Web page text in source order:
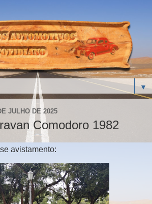
▼
JULHO DE 2025
Comodoro 1982
avistamento: